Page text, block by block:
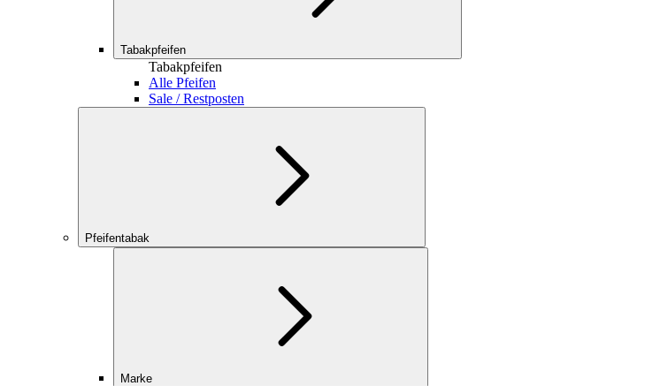
Tabakpfeifen
Tabakpfeifen
Alle Pfeifen
Sale / Restposten
Pfeifentabak
Marke